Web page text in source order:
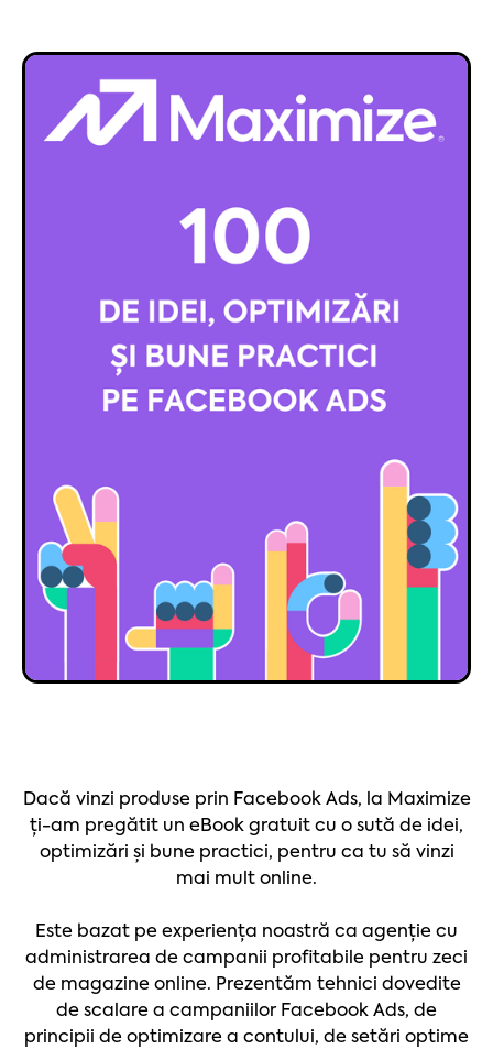
Dacă vinzi produse prin Facebook Ads, la Maximize
ți-am pregătit un eBook gratuit cu o sută de idei,
optimizări și bune practici, pentru ca tu să vinzi
mai mult online.
Este bazat pe experiența noastră ca agenție cu
administrarea de campanii profitabile pentru zeci
de magazine online. Prezentăm tehnici dovedite
de scalare a campaniilor Facebook Ads, de
principii de optimizare a contului, de setări optime